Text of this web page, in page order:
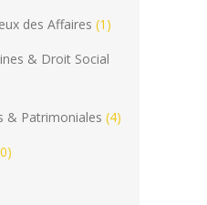
des Affaires (1)
& Droit Social
& Patrimoniales (4)